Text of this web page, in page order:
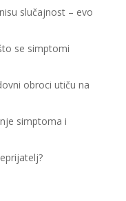
slučajnost – evo
se simptomi
obroci utiču na
simptoma i